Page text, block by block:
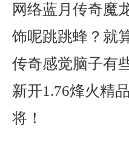
网络蓝月传奇魔
饰呢跳跳蜂？就
传奇感觉脑子有
新开1.76烽火精
将！